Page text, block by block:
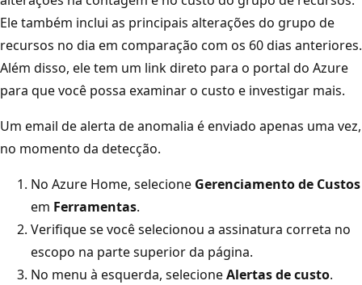
Ele também inclui as principais alterações do grupo de
recursos no dia em comparação com os 60 dias anteriores.
Além disso, ele tem um link direto para o portal do Azure
para que você possa examinar o custo e investigar mais.
Um email de alerta de anomalia é enviado apenas uma vez,
no momento da detecção.
No Azure Home, selecione Gerenciamento de Custos
em Ferramentas.
Verifique se você selecionou a assinatura correta no
escopo na parte superior da página.
No menu à esquerda, selecioneAlertas de custo.